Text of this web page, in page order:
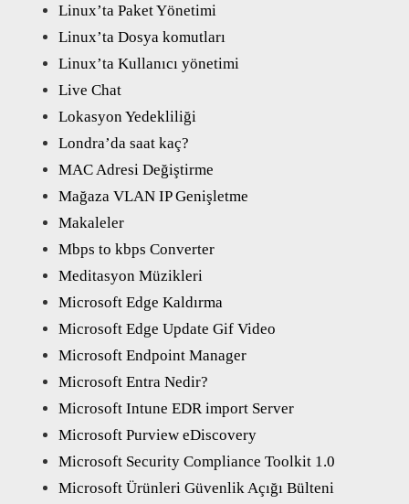
Linux’ta Paket Yönetimi
Linux’ta Dosya komutları
Linux’ta Kullanıcı yönetimi
Live Chat
Lokasyon Yedekliliği
Londra’da saat kaç?
MAC Adresi Değiştirme
Mağaza VLAN IP Genişletme
Makaleler
Mbps to kbps Converter
Meditasyon Müzikleri
Microsoft Edge Kaldırma
Microsoft Edge Update Gif Video
Microsoft Endpoint Manager
Microsoft Entra Nedir?
Microsoft Intune EDR import Server
Microsoft Purview eDiscovery
Microsoft Security Compliance Toolkit 1.0
Microsoft Ürünleri Güvenlik Açığı Bülteni